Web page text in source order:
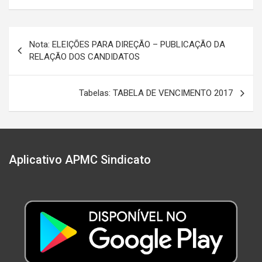
Navegação
de
Post
Nota: ELEIÇÕES PARA DIREÇÃO – PUBLICAÇÃO DA
RELAÇÃO DOS CANDIDATOS
Tabelas: TABELA DE VENCIMENTO 2017
Aplicativo APMC Sindicato